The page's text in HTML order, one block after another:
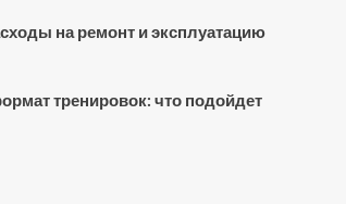
на ремонт и эксплуатацию
тренировок: что подойдет